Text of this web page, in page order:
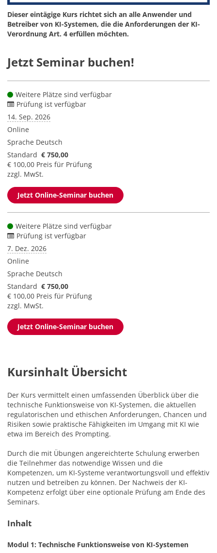
Dieser eintägige Kurs richtet sich an alle Anwender und
Betreiber von KI-Systemen, die die Anforderungen der KI-
Verordnung Art. 4 erfüllen möchten.
Jetzt Seminar buchen!
Weitere Plätze sind verfügbar
Prüfung ist verfügbar
14. Sep. 2026
Online
Sprache Deutsch
Standard € 750,00
€ 100,00 Preis für Prüfung
zzgl. MwSt.
Jetzt Online-Seminar buchen
Weitere Plätze sind verfügbar
Prüfung ist verfügbar
7. Dez. 2026
Online
Sprache Deutsch
Standard € 750,00
€ 100,00 Preis für Prüfung
zzgl. MwSt.
Jetzt Online-Seminar buchen
Kursinhalt Übersicht
Der Kurs vermittelt einen umfassenden Überblick über die
technische Funktionsweise von KI-Systemen, die aktuellen
regulatorischen und ethischen Anforderungen, Chancen und
Risiken sowie praktische Fähigkeiten im Umgang mit KI wie
etwa im Bereich des Prompting.
Durch die mit Übungen angereichterte Schulung erwerben
die Teilnehmer das notwendige Wissen und die
Kompetenzen, um KI-Systeme verantwortungsvoll und effektiv
nutzen und betreiben zu können. Der Nachweis der KI-
Kompetenz erfolgt über eine optionale Prüfung am Ende des
Seminars.
Inhalt
Modul 1: Technische Funktionsweise von KI-Systemen